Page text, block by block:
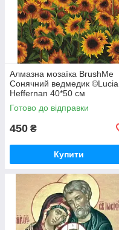
Алмазна мозаїка BrushMe
Сонячний ведмедик ©Lucia
Heffernan 40*50 см
(DBS1200)
Готово до відправки
450 ₴
Купити